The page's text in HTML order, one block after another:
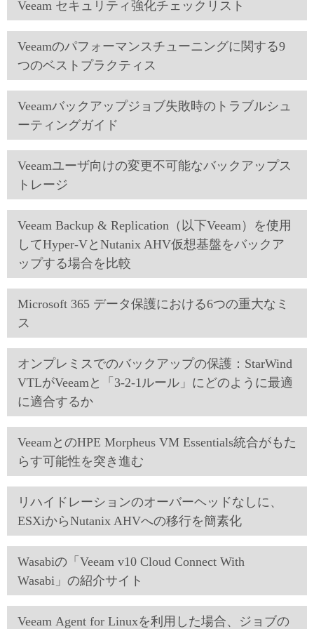
Veeam セキュリティ強化チェックリスト
Veeamのパフォーマンスチューニングに関する9
つのベストプラクティス
Veeamバックアップジョブ失敗時のトラブルシュ
ーティングガイド
Veeamユーザ向けの変更不可能なバックアップス
トレージ
Veeam Backup & Replication（以下Veeam）を使用
してHyper-VとNutanix AHV仮想基盤をバックア
ップする場合を比較
Microsoft 365 データ保護における6つの重大なミ
ス
オンプレミスでのバックアップの保護：StarWind
VTLがVeeamと「3-2-1ルール」にどのように最適
に適合するか
VeeamとのHPE Morpheus VM Essentials統合がもた
らす可能性を突き進む
リハイドレーションのオーバーヘッドなしに、
ESXiからNutanix AHVへの移行を簡素化
Wasabiの「Veeam v10 Cloud Connect With
Wasabi」の紹介サイト
Veeam Agent for Linuxを利用した場合、ジョブの